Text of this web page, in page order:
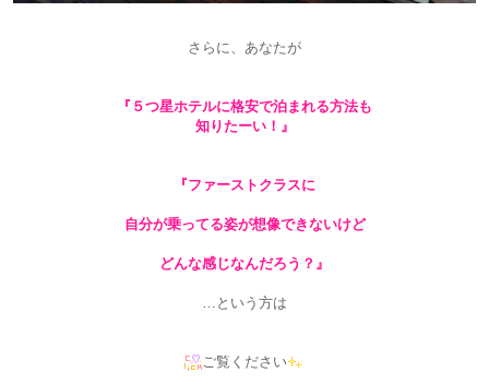
さらに、あなたが
『５つ星ホテルに格安で泊まれる方法も
知りたーい！』
『ファーストクラスに
自分が乗ってる姿が想像できないけど
どんな感じなんだろう？』
…という方は
ご覧ください